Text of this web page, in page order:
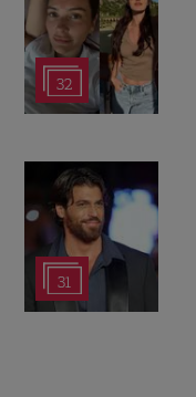
32
31